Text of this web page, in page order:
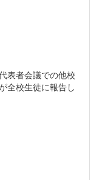
表者会議での他校
全校生徒に報告し